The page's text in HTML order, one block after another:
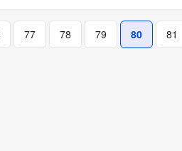
77 78 79 80 81